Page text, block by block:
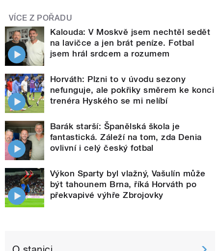
VÍCE Z POŘADU
Kalouda: V Moskvě jsem nechtěl sedět
na lavičce a jen brát peníze. Fotbal
jsem hrál srdcem a rozumem
Horváth: Plzni to v úvodu sezony
nefunguje, ale pokřiky směrem ke konci
trenéra Hyského se mi nelíbí
Barák starší: Španělská škola je
fantastická. Záleží na tom, zda Denia
ovlivní i celý český fotbal
Výkon Sparty byl vlažný, Vašulín může
být tahounem Brna, říká Horváth po
překvapivé výhře Zbrojovky